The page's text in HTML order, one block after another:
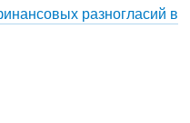
разногласий в